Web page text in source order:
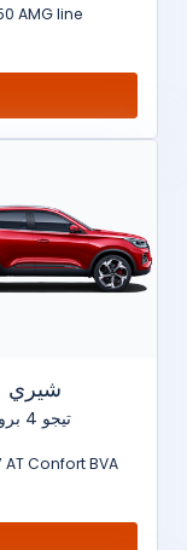
AMG line
شيري
تيجو 4 برو
AT Confort BVA